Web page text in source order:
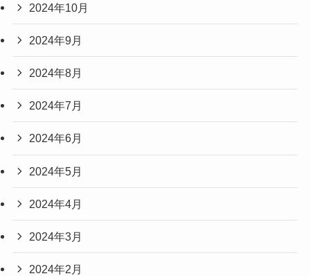
2024年10月
2024年9月
2024年8月
2024年7月
2024年6月
2024年5月
2024年4月
2024年3月
2024年2月